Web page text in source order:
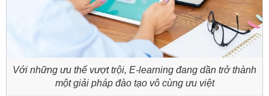
Với những ưu thế vượt trội, E-learning đang dần trở thành
một giải pháp đào tạo vô cùng ưu việt